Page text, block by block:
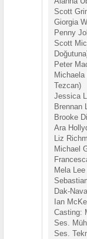
Scott
Giorgia
Penny
Scott
Peter
Tezcan)
Jessica
Brennan
Brooke
Ara
Liz
Michael
Mela
Dak-
Ian
Casting:
Ses.
Ses.